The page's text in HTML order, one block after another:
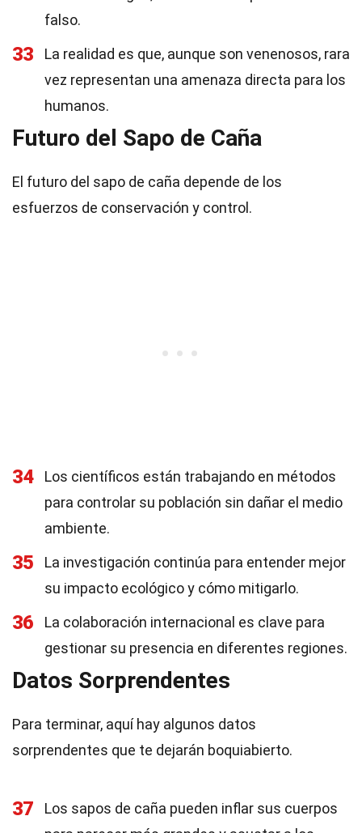
falso.
33
La realidad es que, aunque son venenosos, rara
vez representan una amenaza directa para los
humanos.
Futuro del Sapo de Caña
El futuro del sapo de caña depende de los
esfuerzos de conservación y control.
34
Los científicos están trabajando en métodos
para controlar su población sin dañar el medio
ambiente.
35
La investigación continúa para entender mejor
su impacto ecológico y cómo mitigarlo.
36
La colaboración internacional es clave para
gestionar su presencia en diferentes regiones.
Datos Sorprendentes
Para terminar, aquí hay algunos datos
sorprendentes que te dejarán boquiabierto.
37
Los sapos de caña pueden inflar sus cuerpos